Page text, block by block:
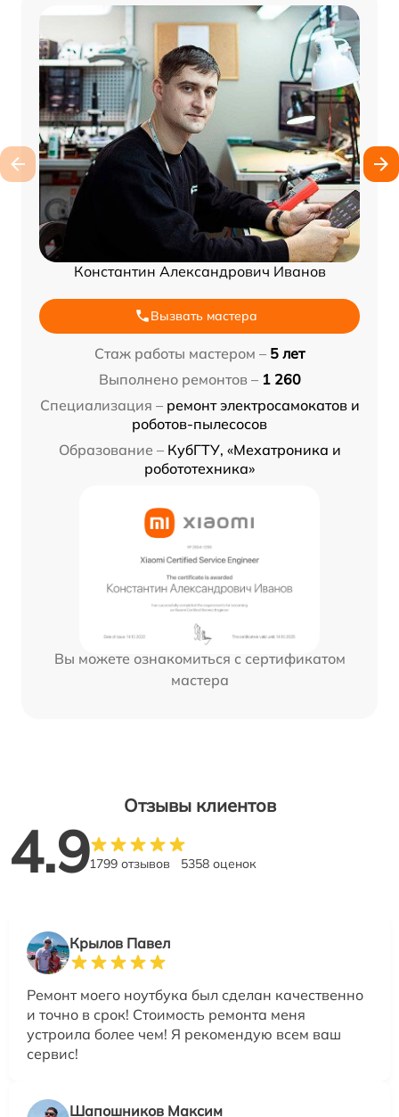
Константин Александрович Иванов
Вызвать мастера
Стаж работы мастером – 5 лет
Выполнено ремонтов – 1 260
Специализация – ремонт электросамокатов и
роботов-пылесосов
Образование – КубГТУ, «Мехатроника и
робототехника»
Вы можете ознакомиться с сертификатом
мастера
Отзывы клиентов
4.91799 отзывов 5358 оценок
Крылов Павел
Ремонт моего ноутбука был сделан качественно
и точно в срок! Стоимость ремонта меня
устроила более чем! Я рекомендую всем ваш
сервис!
Шапошников Максим